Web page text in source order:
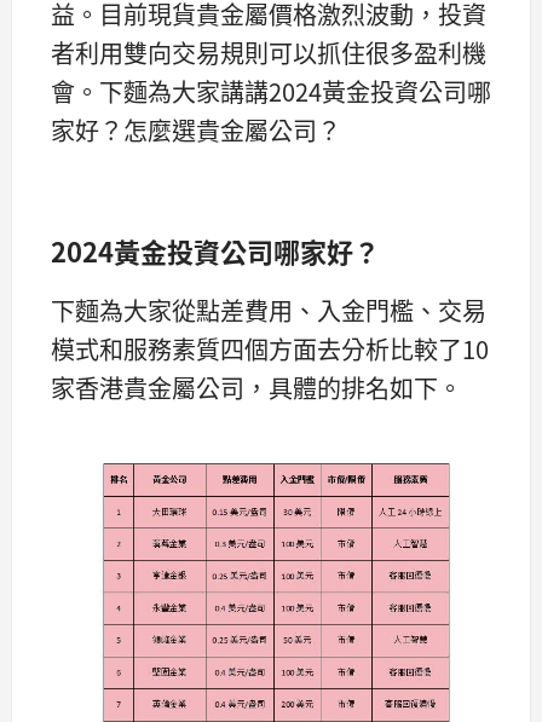
益。目前現貨貴金屬價格激烈波動，投資
者利用雙向交易規則可以抓住很多盈利機
會。下麵為大家講講2024黃金投資公司哪
家好？怎麼選貴金屬公司？
2024黃金投資公司哪家好？
下麵為大家從點差費用、入金門檻、交易
模式和服務素質四個方面去分析比較了10
家香港貴金屬公司，具體的排名如下。